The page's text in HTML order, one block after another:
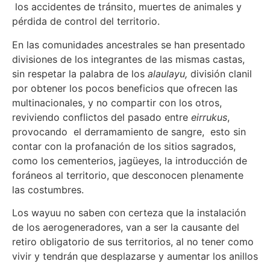
los accidentes de tránsito, muertes de animales y
pérdida de control del territorio.
En las comunidades ancestrales se han presentado
divisiones de los integrantes de las mismas castas,
sin respetar la palabra de los alaulayu, división clanil
por obtener los pocos beneficios que ofrecen las
multinacionales, y no compartir con los otros,
reviviendo conflictos del pasado entre eirrukus,
provocando el derramamiento de sangre, esto sin
contar con la profanación de los sitios sagrados,
como los cementerios, jagüeyes, la introducción de
foráneos al territorio, que desconocen plenamente
las costumbres.
Los wayuu no saben con certeza que la instalación
de los aerogeneradores, van a ser la causante del
retiro obligatorio de sus territorios, al no tener como
vivir y tendrán que desplazarse y aumentar los anillos